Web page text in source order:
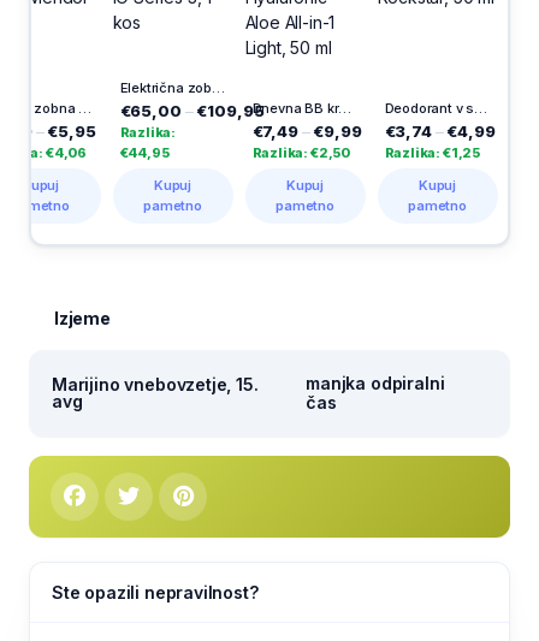
Mehka zobna ščetka Extra, Meridol
€5,95
€4,06
Električna zobna ščetka iO Series 3, 1 kos
€65,00 – €109,95
Razlika:
€44,95
pametno
Dnevna BB krema Classic Hyaluronic Aloe All-in-1 Light, 50 ml
€7,49– €9,99
Razlika: €2,50
pametno
Deodorant v stiku za moške Rockstar, 50 ml
€3,74– €4,99
Razlika: €1,25
pametno
€9,83
Razlika:
Izjeme
Marijino vnebovzetje, 15.
avg
manjka odpiralni
čas
Ste opazili nepravilnost?